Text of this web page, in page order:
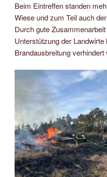
Beim Eintreffen standen
Wiese und zum Teil auch
Durch gute
Unterstützung der
Brandausbreitung verhindert